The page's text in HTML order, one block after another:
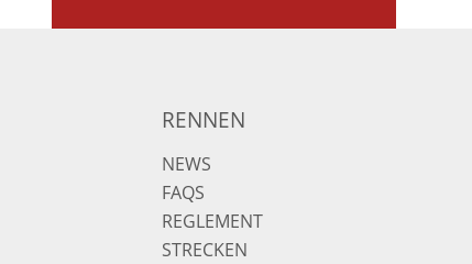
RENNEN
NEWS
FAQS
REGLEMENT
STRECKEN